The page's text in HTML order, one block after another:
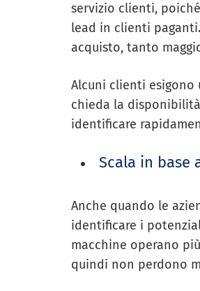
servizio clienti,
lead in clienti
acquisto, tanto
Alcuni clienti esigono
chieda la
identificare
Scala in base
Anche quando le
identificare i
macchine operano
quindi non perdono